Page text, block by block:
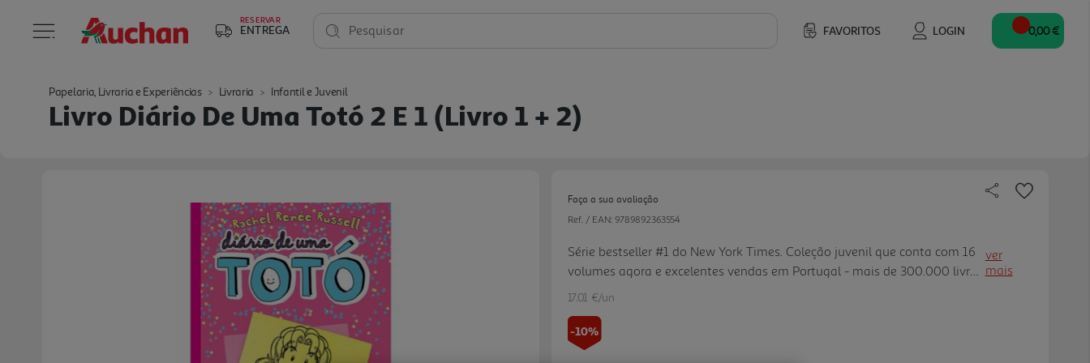
RESERVAR
ENTREGA FAVORITOS LOGIN
Pesquisar 0,00 €
Papelaria, Livraria e Experiências Livraria Infantil e Juvenil
Livro Diário De Uma Totó 2 E 1 (livro 1 + 2)
Faça a sua avaliação
Ref. / EAN: 9789892363554
Série bestseller #1 do New York Times. Coleção juvenil que conta com 16
volumes agora e excelentes vendas em Portugal - mais de 300.000 livros
vendidos. Livros repletos de humor, com ilustração e que contam as
gradualmente acompanhando uma história nova da Nikki. Livros de
enorme êxito para todas as raparigas. Uma coleção que ajudará a
ver
mais
17.01 €/un
-10%